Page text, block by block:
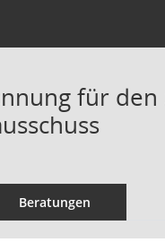
für
Beratungen